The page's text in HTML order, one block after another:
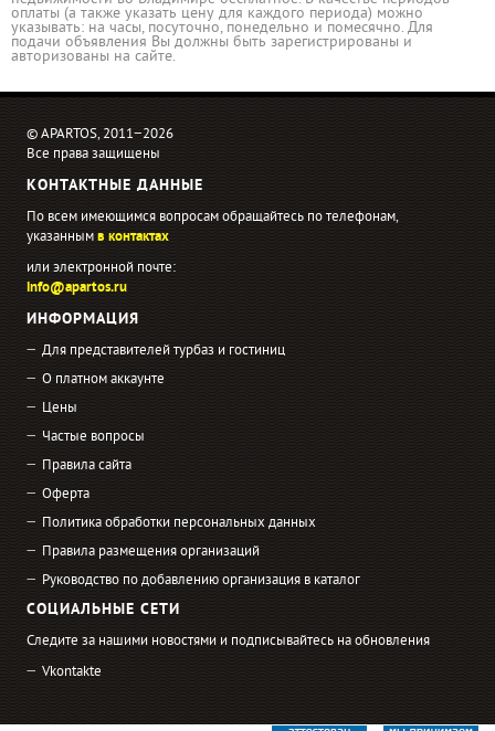
оплаты (а также указать цену для каждого периода) можно
указывать: на часы, посуточно, понедельно и помесячно. Для
подачи объявления Вы должны быть зарегистрированы и
авторизованы на сайте.
© APARTOS, 2011−2026
Все права защищены
КОНТАКТНЫЕ ДАННЫЕ
По всем имеющимся вопросам обращайтесь по телефонам,
указаннымв контактах
или электронной почте:
info@apartos.ru
ИНФОРМАЦИЯ
Для представителей турбаз и гостиниц
О платном аккаунте
Цены
Частые вопросы
Правила сайта
Оферта
Политика обработки персональных данных
Правила размещения организаций
Руководство по добавлению организация в каталог
СОЦИАЛЬНЫЕ СЕТИ
Следите за нашими новостями и подписывайтесь на обновления
Vkontakte